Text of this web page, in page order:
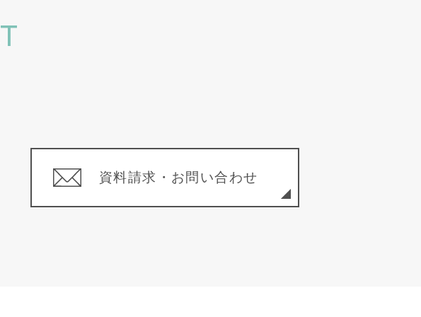
資料請求・お問い合わせ